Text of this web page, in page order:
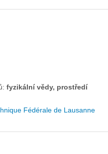
fyzikální vědy, prostředí
Fédérale de Lausanne